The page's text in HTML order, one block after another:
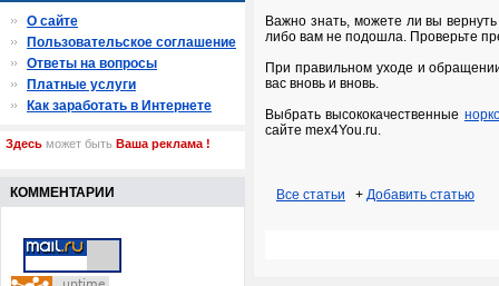
Важно знать, можете ли вы
либо вам не подошла. Проверьте
При правильном уходе и
вас вновь и вновь.
Выбрать высококачественные
сайте mex4You.ru.
Все статьи + Добавить статью
О сайте
Пользовательское соглашение
Ответы на вопросы
Платные услуги
Как заработать в Интернете
Здесь может быть Ваша реклама !
КОММЕНТАРИИ